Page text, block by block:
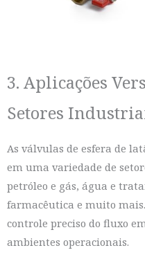
3. Aplicações
Setores
As válvulas de esfera de
em uma variedade de
petróleo e gás, água e
farmacêutica e muito
controle preciso do fluxo
ambientes operacionais.